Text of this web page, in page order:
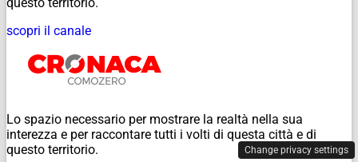
scopri il canale
Lo spazio necessario per mostrare la realtà nella sua
interezza e per raccontare tutti i volti di questa città e di
questo territorio.
Change privacy settings